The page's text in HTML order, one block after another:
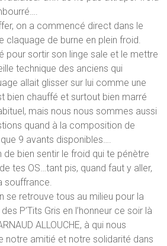
on a commencé direct dans le
claquage de burne en plein froid.
pour sortir son linge sale et le mettre
technique des anciens qui
allait glisser sur lui comme une
bien chauffé et surtout bien marré
mais nous nous sommes aussi
quand à la composition de
que 9 avants disponibles….
de bien sentir le froid qui te pénètre
tes OS…tant pis, quand faut y aller,
souffrance.
se retrouve tous au milieu pour la
P’Tits Gris en l’honneur ce soir là
ALLOUCHE, à qui nous
notre amitié et notre solidarité dans